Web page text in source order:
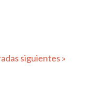
siguientes »